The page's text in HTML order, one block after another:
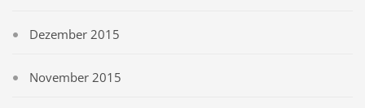
Dezember 2015
November 2015